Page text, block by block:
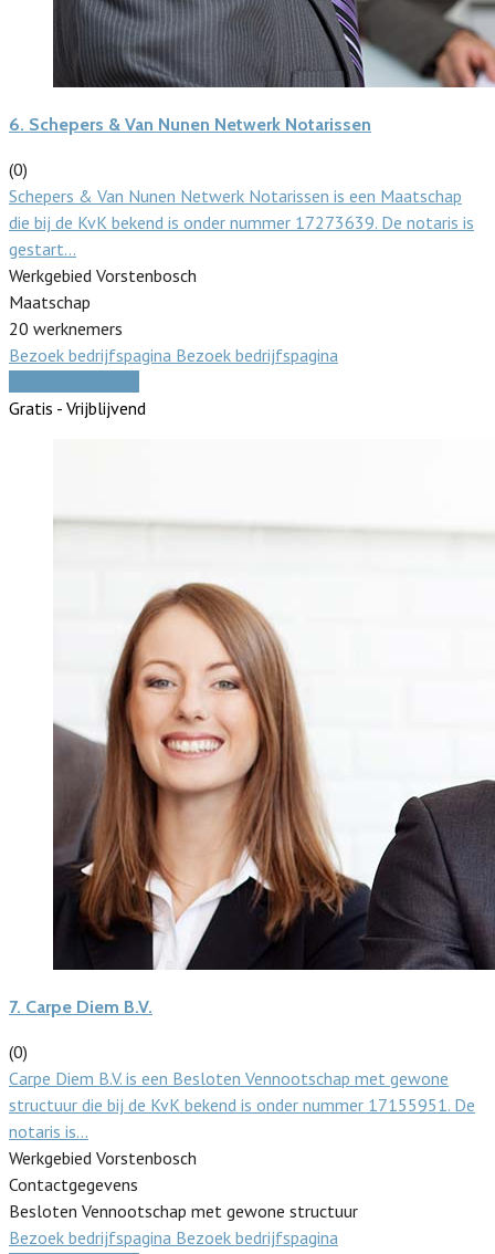
6. Schepers & Van Nunen Netwerk Notarissen
(0)
Schepers & Van Nunen Netwerk Notarissen is een Maatschap
die bij de KvK bekend is onder nummer 17273639. De notaris is
gestart…
Werkgebied Vorstenbosch
Maatschap
20 werknemers
Bezoek bedrijfspagina Bezoek bedrijfspagina
Gratis - Vrijblijvend
7. Carpe Diem B.V.
(0)
Carpe Diem B.V. is een Besloten Vennootschap met gewone
structuur die bij de KvK bekend is onder nummer 17155951. De
notaris is…
Werkgebied Vorstenbosch
Contactgegevens
Besloten Vennootschap met gewone structuur
Bezoek bedrijfspagina Bezoek bedrijfspagina